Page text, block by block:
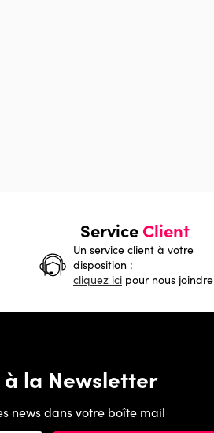
ServiceClient
Un service client à votre
disposition :
cliquez ici pour nous joindre
la Newsletter
news dans votre boîte mail